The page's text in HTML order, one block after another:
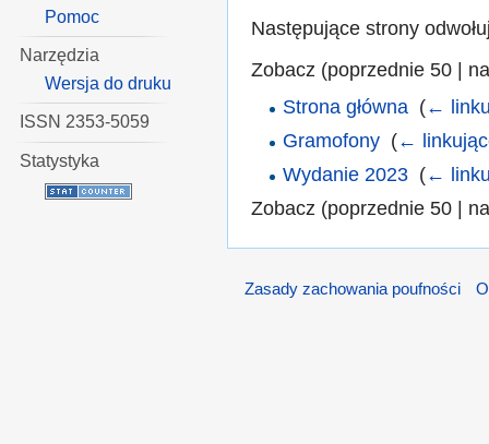
Następujące strony
Zobacz (poprzednie 50 |
Strona główna‎ (←
Gramofony‎ (←
Wydanie 2023‎ (←
Zobacz (poprzednie 50 |
Pomoc
Narzędzia
Wersja do druku
ISSN 2353-5059
Statystyka
Zasady zachowania poufności